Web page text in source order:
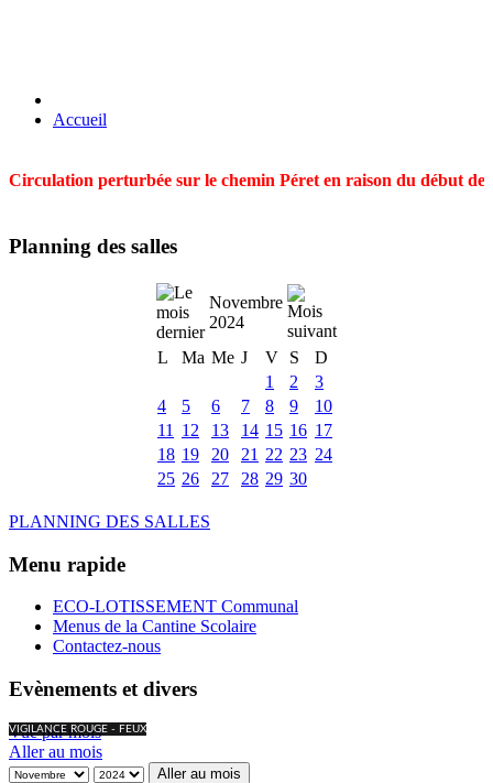
Accueil
Circulation perturbée sur le chemin Péret en raison du début
Planning des salles
Novembre
2024
L
Ma Me J V S
D
1
2
3
4
5 6 7 8 9
10
11
12 13 14 15 16 17
18 19 20 21 22 23 24
25 26 27 28 29 30
PLANNING DES SALLES
Menu rapide
ECO-LOTISSEMENT Communal
Menus de la Cantine Scolaire
Contactez-nous
Evènements et divers
VIGILANCE ROUGE - FEUX
Vue par mois
Aller au mois
Aller au mois